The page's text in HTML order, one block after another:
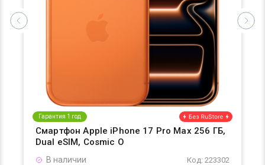
Гарантия 1 год
Смартфон Apple iPhone 17 Pro Max 256 ГБ,
Dual eSIM, Cosmic O
Код: 223302
В наличии